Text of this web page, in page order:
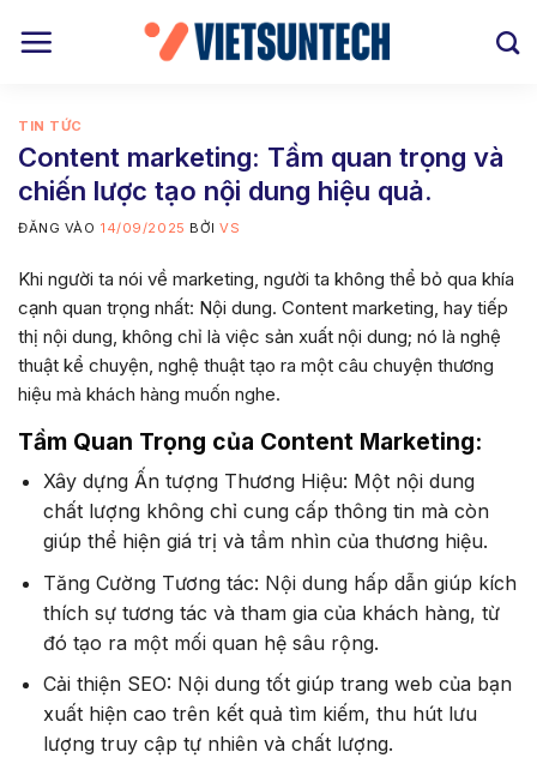
qua
TIN TỨC
Content marketing: Tầm quan trọng và
chiến lược tạo nội dung hiệu quả.
ĐĂNG VÀO 14/09/2025 BỞIVS
Khi người ta nói về marketing, người ta không thể bỏ qua khía
cạnh quan trọng nhất: Nội dung. Content marketing, hay tiếp
thị nội dung, không chỉ là việc sản xuất nội dung; nó là nghệ
thuật kể chuyện, nghệ thuật tạo ra một câu chuyện thương
hiệu mà khách hàng muốn nghe.
Tầm Quan Trọng của Content Marketing:
Xây dựng Ấn tượng Thương Hiệu: Một nội dung
chất lượng không chỉ cung cấp thông tin mà còn
giúp thể hiện giá trị và tầm nhìn của thương hiệu.
Tăng Cường Tương tác: Nội dung hấp dẫn giúp kích
thích sự tương tác và tham gia của khách hàng, từ
đó tạo ra một mối quan hệ sâu rộng.
Cải thiện SEO: Nội dung tốt giúp trang web của bạn
xuất hiện cao trên kết quả tìm kiếm, thu hút lưu
lượng truy cập tự nhiên và chất lượng.